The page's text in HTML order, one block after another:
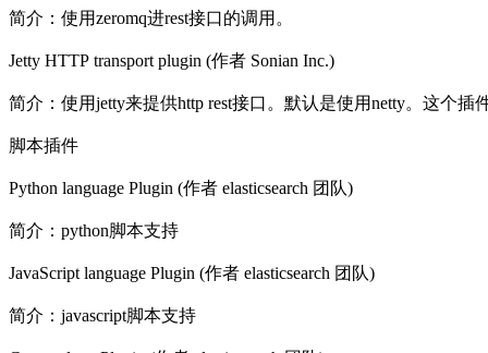
简介：使用zeromq进rest接口的调用。
Jetty HTTP transport plugin (作者 Sonian Inc.)
简介：使用jetty来提供http rest接口。默认是使用netty。这个
脚本插件
Python language Plugin (作者 elasticsearch 团队)
简介：python脚本支持
JavaScript language Plugin (作者 elasticsearch 团队)
简介：javascript脚本支持